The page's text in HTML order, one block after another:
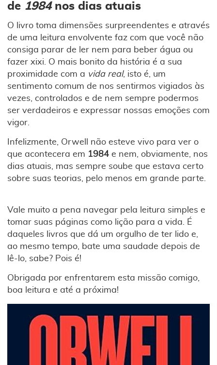
de 1984nos dias atuais
O livro toma dimensões surpreendentes e através
de uma leitura envolvente faz com que você não
consiga parar de ler nem para beber água ou
fazer xixi. O mais bonito da história é a sua
proximidade com a vida real, isto é, um
sentimento comum de nos sentirmos vigiados às
vezes, controlados e de nem sempre podermos
ser verdadeiros e expressar nossas emoções com
vigor.
Infelizmente, Orwell não esteve vivo para ver o
que acontecera em 1984 e nem, obviamente, nos
dias atuais, mas sempre soube que estava certo
sobre suas teorias, pelo menos em grande parte.
Vale muito a pena navegar pela leitura simples e
tomar suas páginas como lição para a vida. É
daqueles livros que dá um orgulho de ter lido e,
ao mesmo tempo, bate uma saudade depois de
lê-lo, sabe? Pois é!
Obrigada por enfrentarem esta missão comigo,
boa leitura e até a próxima!